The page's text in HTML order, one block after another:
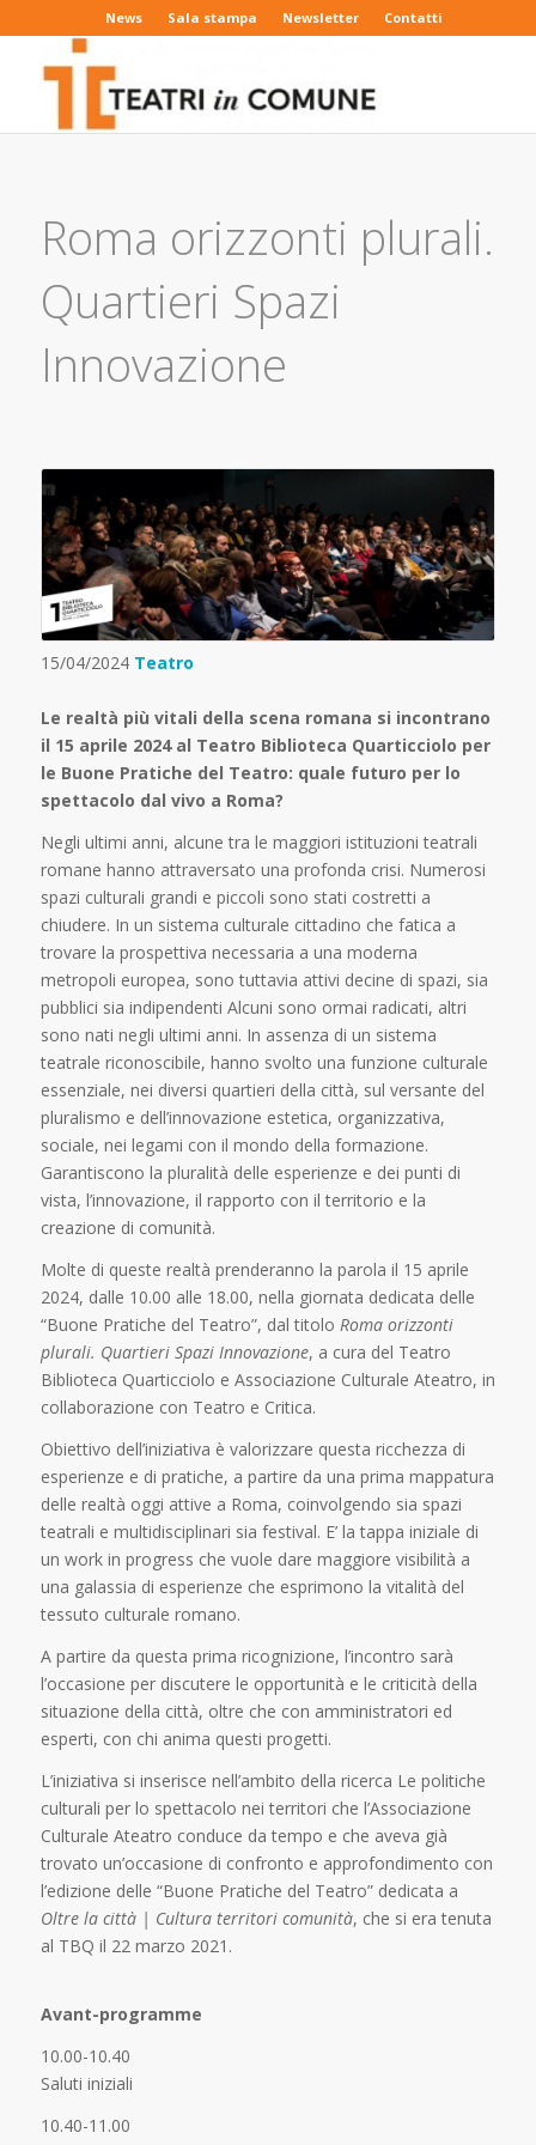
News Sala stampa Newsletter Contatti
Roma orizzonti plurali.
Quartieri Spazi
Innovazione
15/04/2024 Teatro
Le realtà più vitali della scena romana si incontrano
il 15 aprile 2024 al Teatro Biblioteca Quarticciolo per
le Buone Pratiche del Teatro: quale futuro per lo
spettacolo dal vivo a Roma?
Negli ultimi anni, alcune tra le maggiori istituzioni teatrali
romane hanno attraversato una profonda crisi. Numerosi
spazi culturali grandi e piccoli sono stati costretti a
chiudere. In un sistema culturale cittadino che fatica a
trovare la prospettiva necessaria a una moderna
metropoli europea, sono tuttavia attivi decine di spazi, sia
pubblici sia indipendenti Alcuni sono ormai radicati, altri
sono nati negli ultimi anni. In assenza di un sistema
teatrale riconoscibile, hanno svolto una funzione culturale
essenziale, nei diversi quartieri della città, sul versante del
pluralismo e dell’innovazione estetica, organizzativa,
sociale, nei legami con il mondo della formazione.
Garantiscono la pluralità delle esperienze e dei punti di
vista, l’innovazione, il rapporto con il territorio e la
creazione di comunità.
Molte di queste realtà prenderanno la parola il 15 aprile
2024, dalle 10.00 alle 18.00, nella giornata dedicata delle
“Buone Pratiche del Teatro”, dal titolo Roma orizzonti
plurali. Quartieri Spazi Innovazione, a cura del Teatro
Biblioteca Quarticciolo e Associazione Culturale Ateatro, in
collaborazione con Teatro e Critica.
Obiettivo dell’iniziativa è valorizzare questa ricchezza di
esperienze e di pratiche, a partire da una prima mappatura
delle realtà oggi attive a Roma, coinvolgendo sia spazi
teatrali e multidisciplinari sia festival. E’ la tappa iniziale di
un work in progress che vuole dare maggiore visibilità a
una galassia di esperienze che esprimono la vitalità del
tessuto culturale romano.
A partire da questa prima ricognizione, l’incontro sarà
l’occasione per discutere le opportunità e le criticità della
situazione della città, oltre che con amministratori ed
esperti, con chi anima questi progetti.
L’iniziativa si inserisce nell’ambito della ricerca Le politiche
culturali per lo spettacolo nei territori che l’Associazione
Culturale Ateatro conduce da tempo e che aveva già
trovato un’occasione di confronto e approfondimento con
l’edizione delle “Buone Pratiche del Teatro” dedicata a
Oltre la città | Cultura territori comunità, che si era tenuta
al TBQ il 22 marzo 2021.
Avant-programme
10.00-10.40
Saluti iniziali
10.40-11.00